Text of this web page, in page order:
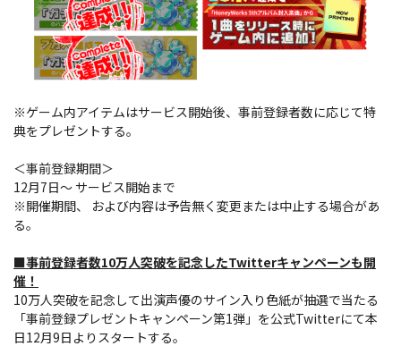
※ゲーム内アイテムはサービス開始後、事前登録者数に応じて特
典をプレゼントする。
＜事前登録期間＞
12月7日～ サービス開始まで
※開催期間、 および内容は予告無く変更または中止する場合があ
る。
■事前登録者数10万人突破を記念したTwitterキャンペーンも開
催！
10万人突破を記念して出演声優のサイン入り色紙が抽選で当たる
「事前登録プレゼントキャンペーン第1弾」を公式Twitterにて本
日12月9日よりスタートする。